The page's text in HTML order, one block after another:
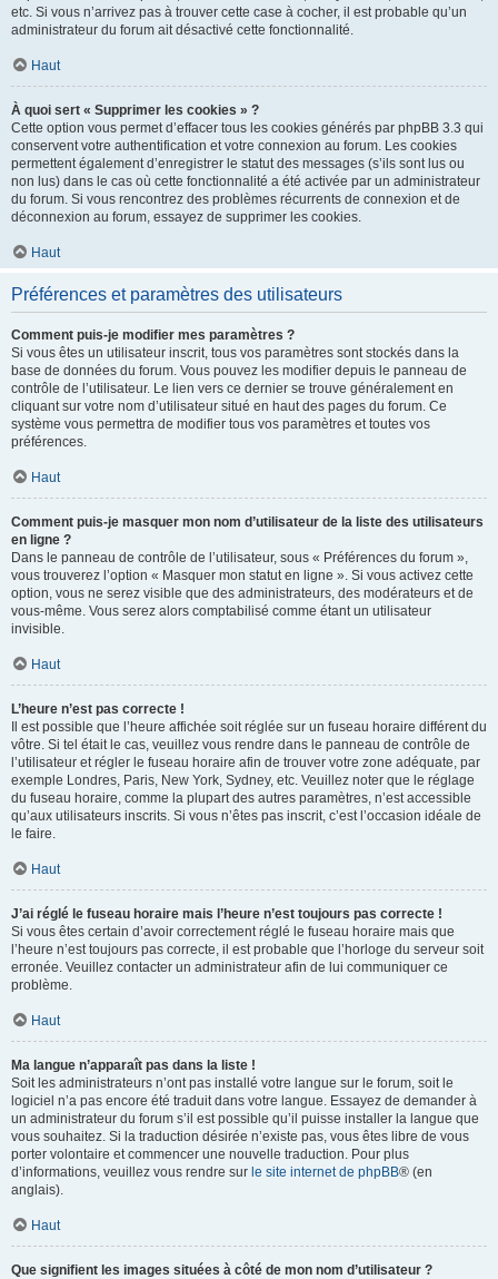
etc. Si vous n’arrivez pas à trouver cette case à cocher, il est probable qu’un
administrateur du forum ait désactivé cette fonctionnalité.
Haut
À quoi sert « Supprimer les cookies » ?
Cette option vous permet d’effacer tous les cookies générés par phpBB 3.3 qui
conservent votre authentification et votre connexion au forum. Les cookies
permettent également d’enregistrer le statut des messages (s’ils sont lus ou
non lus) dans le cas où cette fonctionnalité a été activée par un administrateur
du forum. Si vous rencontrez des problèmes récurrents de connexion et de
déconnexion au forum, essayez de supprimer les cookies.
Haut
Préférences et paramètres des utilisateurs
Comment puis-je modifier mes paramètres ?
Si vous êtes un utilisateur inscrit, tous vos paramètres sont stockés dans la
base de données du forum. Vous pouvez les modifier depuis le panneau de
contrôle de l’utilisateur. Le lien vers ce dernier se trouve généralement en
cliquant sur votre nom d’utilisateur situé en haut des pages du forum. Ce
système vous permettra de modifier tous vos paramètres et toutes vos
préférences.
Haut
Comment puis-je masquer mon nom d’utilisateur de la liste des utilisateurs
en ligne ?
Dans le panneau de contrôle de l’utilisateur, sous « Préférences du forum »,
vous trouverez l’option « Masquer mon statut en ligne ». Si vous activez cette
option, vous ne serez visible que des administrateurs, des modérateurs et de
vous-même. Vous serez alors comptabilisé comme étant un utilisateur
invisible.
Haut
L’heure n’est pas correcte !
Il est possible que l’heure affichée soit réglée sur un fuseau horaire différent du
vôtre. Si tel était le cas, veuillez vous rendre dans le panneau de contrôle de
l’utilisateur et régler le fuseau horaire afin de trouver votre zone adéquate, par
exemple Londres, Paris, New York, Sydney, etc. Veuillez noter que le réglage
du fuseau horaire, comme la plupart des autres paramètres, n’est accessible
qu’aux utilisateurs inscrits. Si vous n’êtes pas inscrit, c’est l’occasion idéale de
le faire.
Haut
J’ai réglé le fuseau horaire mais l’heure n’est toujours pas correcte !
Si vous êtes certain d’avoir correctement réglé le fuseau horaire mais que
l’heure n’est toujours pas correcte, il est probable que l’horloge du serveur soit
erronée. Veuillez contacter un administrateur afin de lui communiquer ce
problème.
Haut
Ma langue n’apparaît pas dans la liste !
Soit les administrateurs n’ont pas installé votre langue sur le forum, soit le
logiciel n’a pas encore été traduit dans votre langue. Essayez de demander à
un administrateur du forum s’il est possible qu’il puisse installer la langue que
vous souhaitez. Si la traduction désirée n’existe pas, vous êtes libre de vous
porter volontaire et commencer une nouvelle traduction. Pour plus
d’informations, veuillez vous rendre sur le site internet de phpBB® (en
anglais).
Haut
Que signifient les images situées à côté de mon nom d’utilisateur ?